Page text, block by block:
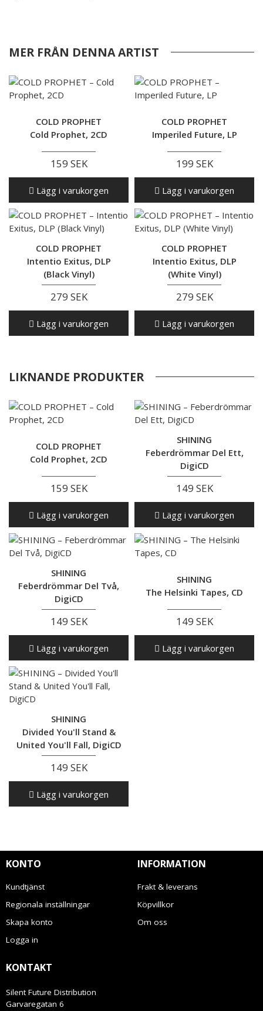
MER FRÅN DENNA ARTIST
COLD PROPHET
Cold Prophet, 2CD
159 SEK
Lägg i varukorgen
COLD PROPHET
Imperiled Future, LP
199 SEK
Lägg i varukorgen
COLD PROPHET
Intentio Exitus, DLP
(Black Vinyl)
279 SEK
Lägg i varukorgen
COLD PROPHET
Intentio Exitus, DLP
(White Vinyl)
279 SEK
Lägg i varukorgen
LIKNANDE PRODUKTER
COLD PROPHET
Cold Prophet, 2CD
159 SEK
Lägg i varukorgen
SHINING
Feberdrömmar Del Ett,
DigiCD
149 SEK
Lägg i varukorgen
SHINING
Feberdrömmar Del Två,
DigiCD
149 SEK
Lägg i varukorgen
SHINING
The Helsinki Tapes, CD
149 SEK
Lägg i varukorgen
SHINING
Divided You'll Stand &
United You'll Fall, DigiCD
149 SEK
Lägg i varukorgen
KONTO
Kundtjänst
Regionala inställningar
Skapa konto
Logga in
INFORMATION
Frakt & leverans
Köpvillkor
Om oss
KONTAKT
Silent Future Distribution
Garvaregatan 6